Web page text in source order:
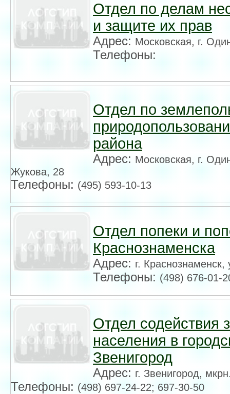
Отдел по делам
и защите их прав
Адрес:Московская, г.
Телефоны:
Отдел по
района
Адрес:Московская, г.
Жукова, 28
Телефоны:(495) 593-10-13
Отдел попеки и
Краснознаменска
Адрес:г.
Телефоны:(498) 676-01-
Отдел содействия
населения в
Звенигород
Адрес:г. Звенигород,
Телефоны:(498) 697-24-22; 697-30-50